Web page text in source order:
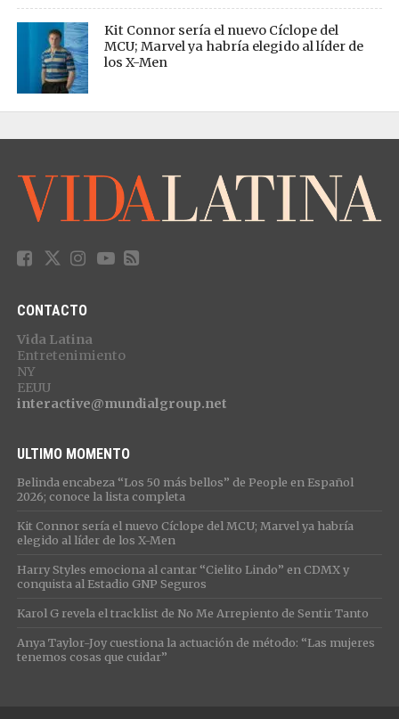
Kit Connor sería el nuevo Cíclope del
MCU; Marvel ya habría elegido al líder de
los X-Men
CONTACTO
Vida Latina
Entretenimiento
NY
EEUU
interactive@mundialgroup.net
ULTIMO MOMENTO
Belinda encabeza “Los 50 más bellos” de People en Español
2026; conoce la lista completa
Kit Connor sería el nuevo Cíclope del MCU; Marvel ya habría
elegido al líder de los X-Men
Harry Styles emociona al cantar “Cielito Lindo” en CDMX y
conquista al Estadio GNP Seguros
Karol G revela el tracklist de No Me Arrepiento de Sentir Tanto
Anya Taylor-Joy cuestiona la actuación de método: “Las mujeres
tenemos cosas que cuidar”